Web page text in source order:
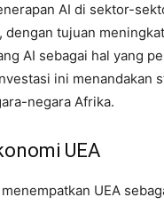
AI di sektor-
dengan tujuan
AI sebagai hal yang
ini
negara Afrika.
UEA
UEA